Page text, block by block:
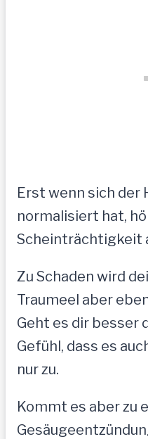
Erst wenn sich der
normalisiert hat,
Scheinträchtigkeit
Zu Schaden wird
Traumeel aber
Geht es dir besser
Gefühl, dass es
nur zu.
Kommt es aber zu